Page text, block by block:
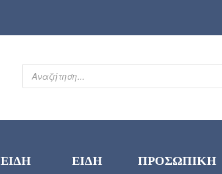
ΕΙΔΗ
ΕΙΔΗ
ΠΡΟΣΩΠΙΚΗ